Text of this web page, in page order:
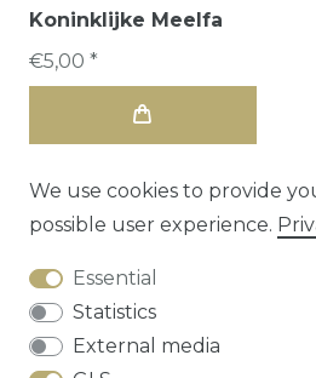
Koninklijke Meelfa
€5,00 *
We use cookies to provide
possible user experience.
Essential
Statistics
External media